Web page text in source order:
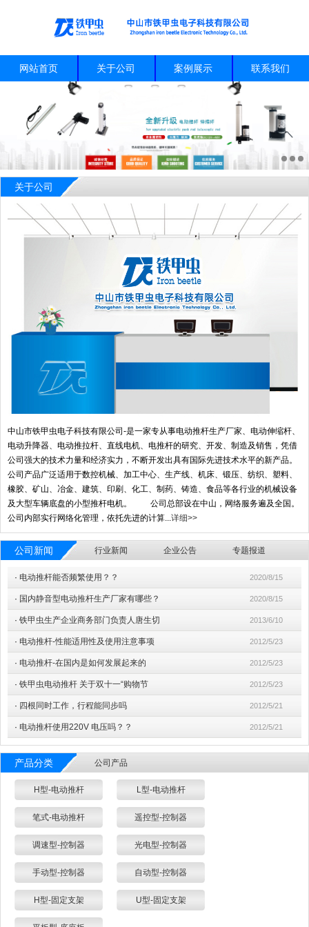
网站首页 关于公司 案例展示 联系我们
关于公司
中山市铁甲虫电子科技有限公司-是一家专从事电动推杆生产厂家、电动伸缩杆、
电动升降器、电动推拉杆、直线电机、电推杆的研究、开发、制造及销售，凭借
公司强大的技术力量和经济实力，不断开发出具有国际先进技术水平的新产品。
公司产品广泛适用于数控机械、加工中心、生产线、机床、锻压、纺织、塑料、
橡胶、矿山、冶金、建筑、印刷、化工、制药、铸造、食品等各行业的机械设备
及大型车辆底盘的小型推杆电机。 公司总部设在中山，网络服务遍及全国。
公司内部实行网络化管理，依托先进的计算...详细>>
公司新闻 行业新闻 企业公告 专题报道
· 电动推杆能否频繁使用？？ 2020/8/15
· 国内静音型电动推杆生产厂家有哪些？ 2020/8/15
· 铁甲虫生产企业商务部门负责人唐生切 2013/6/10
· 电动推杆-性能适用性及使用注意事项 2012/5/23
· 电动推杆-在国内是如何发展起来的 2012/5/23
· 铁甲虫电动推杆 关于双十一“购物节 2012/5/23
· 四根同时工作，行程能同步吗 2012/5/21
· 电动推杆使用220V 电压吗？？ 2012/5/21
产品分类 公司产品
H型-电动推杆 L型-电动推杆
笔式-电动推杆 遥控型-控制器
调速型-控制器 光电型-控制器
手动型-控制器 自动型-控制器
H型-固定支架 U型-固定支架